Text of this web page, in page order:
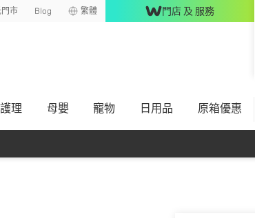
市 Blog 繁體 門店 及 服務
理 母嬰 寵物 日用品 原箱優惠